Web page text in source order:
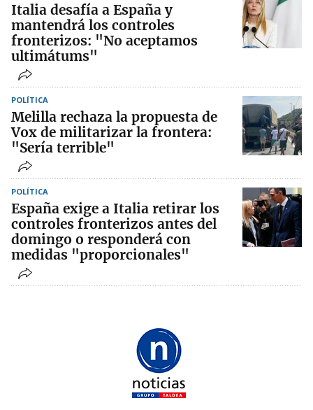
Italia desafía a España y
mantendrá los controles
fronterizos: "No aceptamos
ultimátums"
POLÍTICA
Melilla rechaza la propuesta de
Vox de militarizar la frontera:
"Sería terrible"
POLÍTICA
España exige a Italia retirar los
controles fronterizos antes del
domingo o responderá con
medidas "proporcionales"